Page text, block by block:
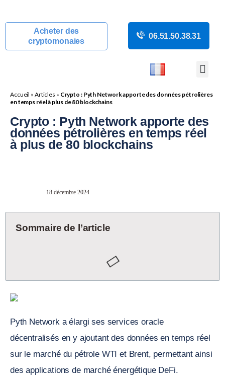
Acheter des
cryptomonaies
06.51.50.38.31
Accueil » Articles » Crypto : Pyth Network apporte des données pétrolières
en temps réel à plus de 80 blockchains
Crypto : Pyth Network apporte des
données pétrolières en temps réel
à plus de 80 blockchains
18 décembre 2024
Sommaire de l’article
Pyth Network a élargi ses services oracle
décentralisés en y ajoutant des données en temps réel
sur le marché du pétrole WTI et Brent, permettant ainsi
des applications de marché énergétique DeFi.